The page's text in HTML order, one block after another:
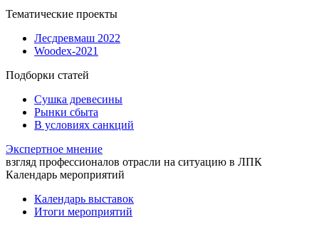
Тематические проекты
Лесдревмаш 2022
Woodex-2021
Подборки статей
Сушка древесины
Рынки сбыта
В условиях санкций
Экспертное мнение
взгляд профессионалов отрасли на ситуацию в ЛПК
Календарь мероприятий
Календарь выставок
Итоги мероприятий